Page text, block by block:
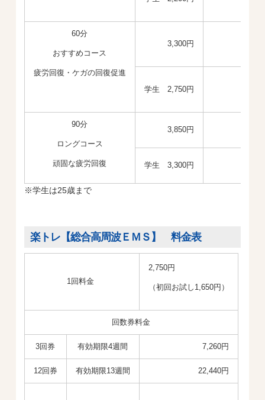
60分
おすすめコース
疲労回復・ケガの回復促進
3,300円
学生 2,750円
90分
ロングコース
頑固な疲労回復
3,850円
学生 3,300円
※学生は25歳まで
楽トレ【総合高周波ＥＭＳ】 料金表
1回料金
2,750円
（初回お試し1,650円）
回数券料金
3回券 有効期限4週間 7,260円
12回券 有効期限13週間 22,440円